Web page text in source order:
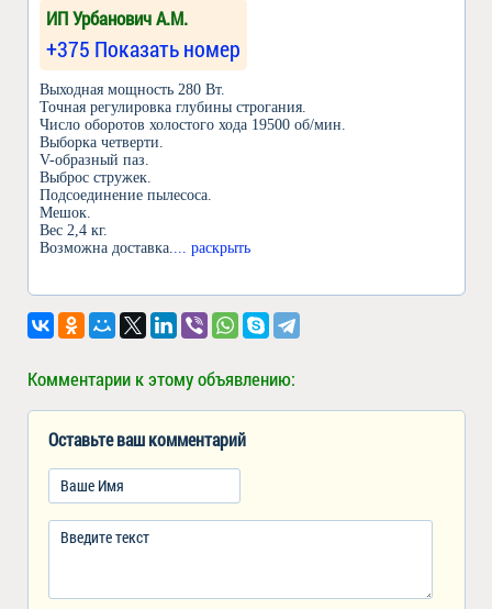
ИП Урбанович А.М.
+375 Показать номер
Выходная мощность 280 Вт.
Точная регулировка глубины строгания.
Число оборотов холостого хода 19500 об/мин.
Выборка четверти.
V-образный паз.
Выброс стружек.
Подсоединение пылесоса.
Мешок.
Вес 2,4 кг.
Возможна доставка.... раскрыть
Комментарии к этому объявлению:
Оставьте ваш комментарий